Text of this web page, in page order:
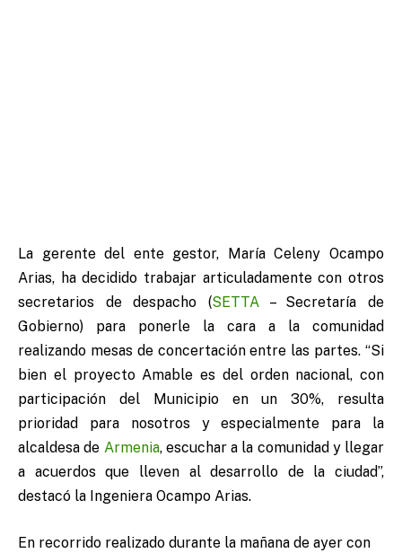
La gerente del ente gestor, María Celeny Ocampo
Arias, ha decidido trabajar articuladamente con otros
secretarios de despacho (SETTA – Secretaría de
Gobierno) para ponerle la cara a la comunidad
realizando mesas de concertación entre las partes. “Si
bien el proyecto Amable es del orden nacional, con
participación del Municipio en un 30%, resulta
prioridad para nosotros y especialmente para la
alcaldesa de Armenia, escuchar a la comunidad y llegar
a acuerdos que lleven al desarrollo de la ciudad”,
destacó la Ingeniera Ocampo Arias.
En recorrido realizado durante la mañana de ayer con